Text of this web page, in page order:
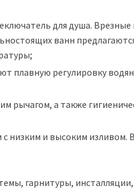
для душа.
ванн
плавную регулировку
рычагом, а также
с низким и высоким
гарнитуры, инсталляции,